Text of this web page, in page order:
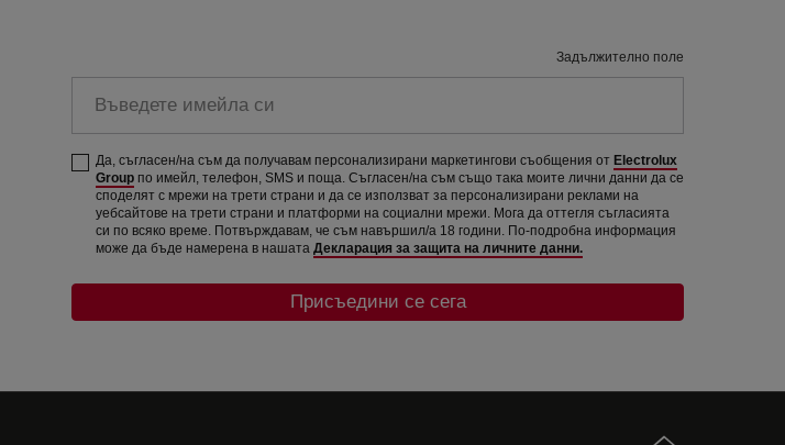
Задължително поле
имейла
си
Да, съгласен/на съм да получавам персонализирани маркетингови съобщения от Electrolux
Group по имейл, телефон, SMS и поща. Съгласен/на съм също така моите лични данни да се
споделят с мрежи на трети страни и да се използват за персонализирани реклами на
уебсайтове на трети страни и платформи на социални мрежи. Мога да оттегля съгласията
си по всяко време. Потвърждавам, че съм навършил/а 18 години. По-подробна информация
може да бъде намерена в нашата Декларация за защита на личните данни.
Присъедини се сега